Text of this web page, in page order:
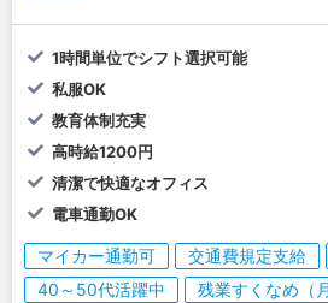
1時間単位でシフト選択可能
私服OK
教育体制充実
高時給1200円
清潔で快適なオフィス
電車通勤OK
マイカー通勤可 交通費規定支給
40～50代活躍中
残業すくなめ（